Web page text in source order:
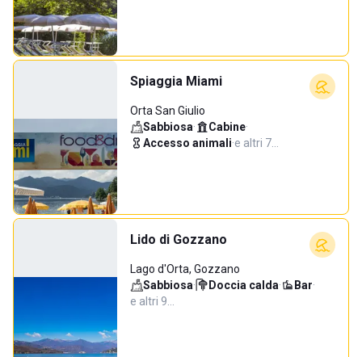
Spiaggia Miami
Orta San Giulio
Sabbiosa· Cabine·
Accesso animali·e altri 7…
Lido di Gozzano
Lago d'Orta, Gozzano
Sabbiosa· Doccia calda· Bar·
e altri 9…